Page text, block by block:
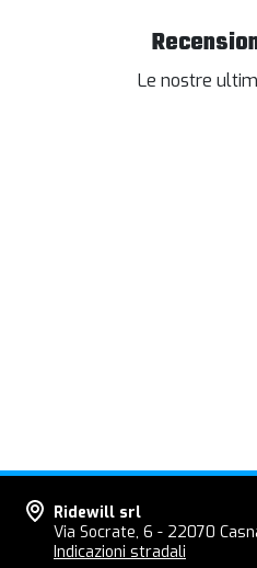
Le nostre
Ridewill srl
Via Socrate, 6 - 22070
Indicazioni stradali